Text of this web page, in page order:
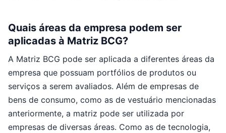
Quais áreas da empresa podem ser
aplicadas à Matriz BCG?
A Matriz BCG pode ser aplicada a diferentes áreas da
empresa que possuam portfólios de produtos ou
serviços a serem avaliados. Além de empresas de
bens de consumo, como as de vestuário mencionadas
anteriormente, a matriz pode ser utilizada por
empresas de diversas áreas. Como as de tecnologia,